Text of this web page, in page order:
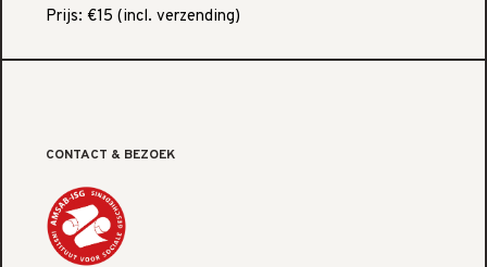
Prijs: €15 (incl. verzending)
CONTACT & BEZOEK